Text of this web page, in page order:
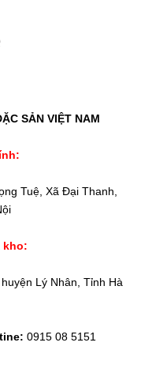
SẢN VIỆT NAM
Tuệ, Xã Đại Thanh,
kho:
Lý Nhân, Tỉnh Hà
0915 08 5151